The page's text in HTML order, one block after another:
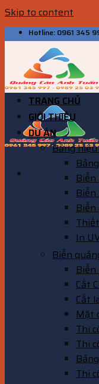
Skip to content
Hotline: 0961 345
TRANG CHỦ
GIỚI THIỆU
DỰ ÁN
Bảng
In
Biển
Biển
Cắt
Cắt
Mặt
Thi
Thi
Thi